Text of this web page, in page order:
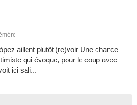
aillent plutôt (re)voir Une chance
qui évoque, pour le coup avec
ici sali...